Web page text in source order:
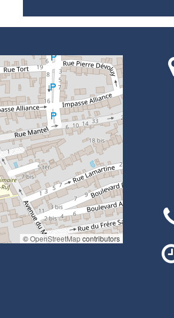
©OpenStreetMapcontributors